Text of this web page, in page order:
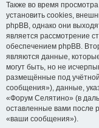
Также во время
установить cookies,
phpBB, однако они
является рассмотрение
обеспечением phpBB.
являются данные,
могут быть, но не
размещённые под
сообщения»), данные,
«Форум Селятино» (в
оставленные вами после
«ваши сообщения»).